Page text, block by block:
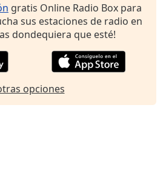
gratis Online Radio Box para
sus estaciones de radio en
dondequiera que esté!
opciones